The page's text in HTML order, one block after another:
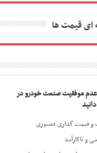
قیمت ها
عدم موفقیت صنعت خودرو در
و قیمت گذاری دستوری
و ناکارآمد